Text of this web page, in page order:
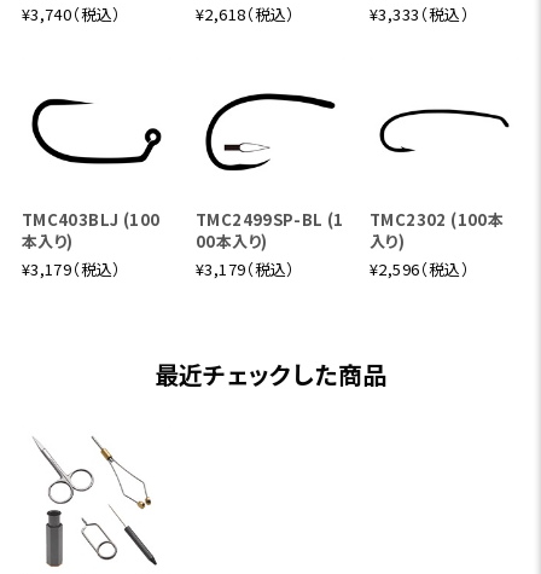
¥3,740（税込）
¥2,618（税込）
¥3,333（税込）
TMC403BLJ (100
本入り)
¥3,179（税込）
TMC2499SP-BL (1
00本入り)
¥3,179（税込）
TMC2302 (100本
入り)
¥2,596（税込）
最近チェックした商品